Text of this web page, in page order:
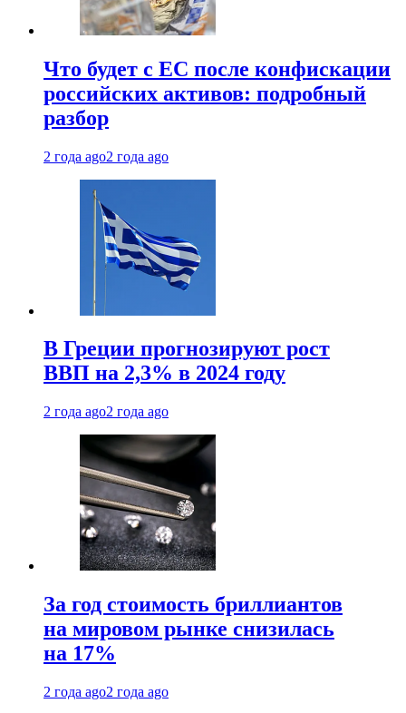
Что будет с ЕС после конфискации
российских активов: подробный
разбор
2 года ago2 года ago
В Греции прогнозируют рост
ВВП на 2,3% в 2024 году
2 года ago2 года ago
За год стоимость бриллиантов
на мировом рынке снизилась
на 17%
2 года ago2 года ago